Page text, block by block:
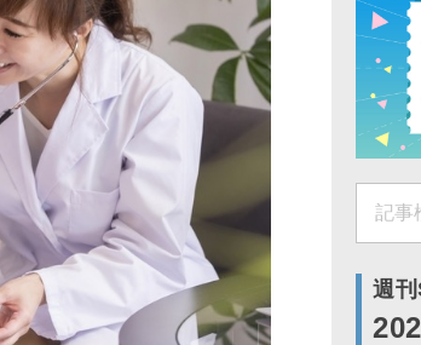
週